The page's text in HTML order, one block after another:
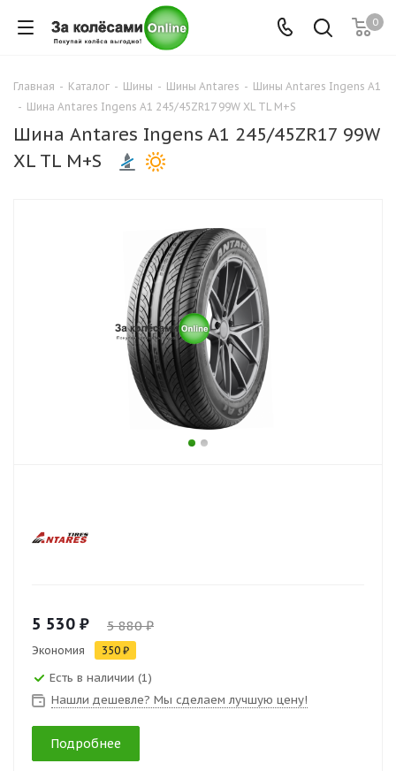
0
Главная - Каталог - Шины - Шины Antares - Шины Antares Ingens A1
- Шина Antares Ingens A1 245/45ZR17 99W XL TL M+S
Шина Antares Ingens A1 245/45ZR17 99W
XL TL M+S
5 530 ₽ 5 880 ₽
Экономия 350 ₽
Есть в наличии (1)
Нашли дешевле? Мы сделаем лучшую цену!
Подробнее